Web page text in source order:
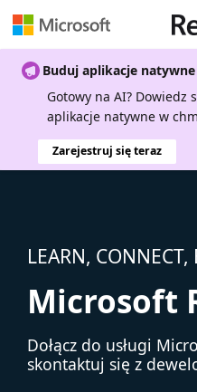
Buduj aplikacje
Gotowy na AI? Dowiedz
aplikacje natywne w
Zarejestruj się teraz
LEARN, CONNECT,
Microsoft
Dołącz do usługi
skontaktuj się z